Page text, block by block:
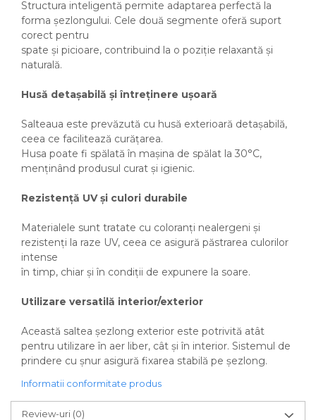
Structura inteligentă permite adaptarea perfectă la
forma șezlongului. Cele două segmente oferă suport
corect pentru
spate și picioare, contribuind la o poziție relaxantă și
naturală.
Husă detașabilă și întreținere ușoară
Salteaua este prevăzută cu husă exterioară detașabilă,
ceea ce facilitează curățarea.
Husa poate fi spălată în mașina de spălat la 30°C,
menținând produsul curat și igienic.
Rezistență UV și culori durabile
Materialele sunt tratate cu coloranți nealergeni și
rezistenți la raze UV, ceea ce asigură păstrarea culorilor
intense
în timp, chiar și în condiții de expunere la soare.
Utilizare versatilă interior/exterior
Această saltea șezlong exterior este potrivită atât
pentru utilizare în aer liber, cât și în interior. Sistemul de
prindere cu șnur asigură fixarea stabilă pe șezlong.
Informatii conformitate produs
Review-uri (0)